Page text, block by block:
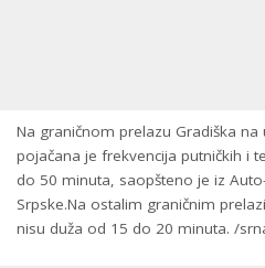
Na graničnom prelazu Gradiška na
pojačana je frekvencija putničkih i
do 50 minuta, saopšteno je iz
Srpske.Na ostalim graničnim
nisu duža od 15 do 20 minuta. /